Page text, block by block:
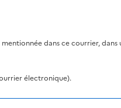
dans ce courrier, dans
électronique).